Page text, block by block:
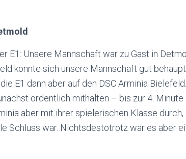
E1: Unsere Mannschaft war zu Gast in
konnte sich unsere Mannschaft gut
E1 dann aber auf den DSC Arminia
ordentlich mithalten – bis zur 4. Minute
aber mit ihrer spielerischen Klasse durch,
Schluss war. Nichtsdestotrotz war es aber